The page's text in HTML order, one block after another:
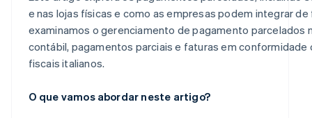
e nas lojas físicas e como as empresas podem integrar
examinamos o gerenciamento de pagamento parcelados
contábil, pagamentos parciais e faturas em
fiscais italianos.
O que vamos abordar neste artigo?